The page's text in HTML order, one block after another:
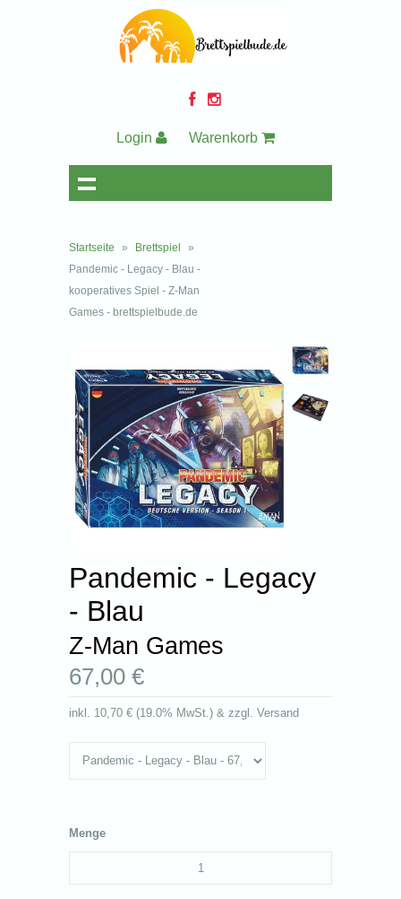
Login Warenkorb
Startseite » Brettspiel
»
Pandemic - Legacy - Blau -
kooperatives Spiel - Z-Man
Games - brettspielbude.de
Pandemic - Legacy
- Blau
Z-Man Games
67,00 €
inkl. 10,70 € (19.0% MwSt.) & zzgl. Versand
Menge